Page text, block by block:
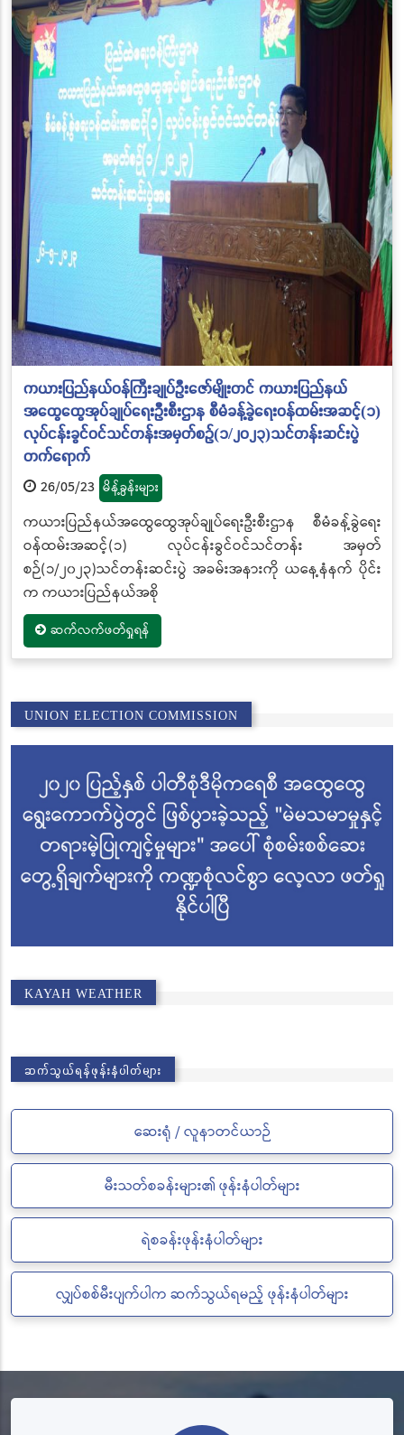
ကယားပြည်နယ်ဝန်ကြီးချုပ်ဦးဇော်မျိုးတင် ကယားပြည်နယ်
အထွေထွေအုပ်ချုပ်ရေးဦးစီးဌာန စီမံခန့်ခွဲရေးဝန်ထမ်းအဆင့်(၁)
လုပ်ငန်းခွင်ဝင်သင်တန်းအမှတ်စဉ်(၁/၂၀၂၃)သင်တန်းဆင်းပွဲ
တက်ရောက်
26/05/23 မိန့်ခွန်းများ
ကယားပြည်နယ်အထွေထွေအုပ်ချုပ်ရေးဦးစီးဌာန စီမံခန့်ခွဲရေး
ဝန်ထမ်းအဆင့်(၁) လုပ်ငန်းခွင်ဝင်သင်တန်း အမှတ်
စဉ်(၁/၂၀၂၃)သင်တန်းဆင်းပွဲ အခမ်းအနားကို ယနေ့နံနက် ပိုင်း
က ကယားပြည်နယ်အစို
ဆက်လက်ဖတ်ရှုရန်
UNION ELECTION COMMISSION
KAYAH WEATHER
ဆက်သွယ်ရန်ဖုန်းနံပါတ်များ
ဆေးရုံ / လူနာတင်ယာဉ်
မီးသတ်စခန်းများ၏ ဖုန်းနံပါတ်များ
ရဲစခန်းဖုန်းနံပါတ်များ
လျှပ်စစ်မီးပျက်ပါက ဆက်သွယ်ရမည့် ဖုန်းနံပါတ်များ